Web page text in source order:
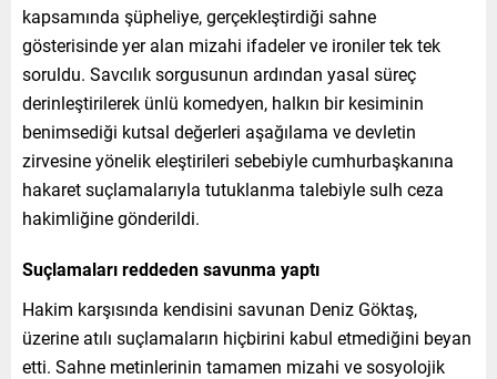
kapsamında şüpheliye, gerçekleştirdiği sahne
gösterisinde yer alan mizahi ifadeler ve ironiler tek tek
soruldu. Savcılık sorgusunun ardından yasal süreç
derinleştirilerek ünlü komedyen, halkın bir kesiminin
benimsediği kutsal değerleri aşağılama ve devletin
zirvesine yönelik eleştirileri sebebiyle cumhurbaşkanına
hakaret suçlamalarıyla tutuklanma talebiyle sulh ceza
hakimliğine gönderildi.
Suçlamaları reddeden savunma yaptı
Hakim karşısında kendisini savunan Deniz Göktaş,
üzerine atılı suçlamaların hiçbirini kabul etmediğini beyan
etti. Sahne metinlerinin tamamen mizahi ve sosyolojik